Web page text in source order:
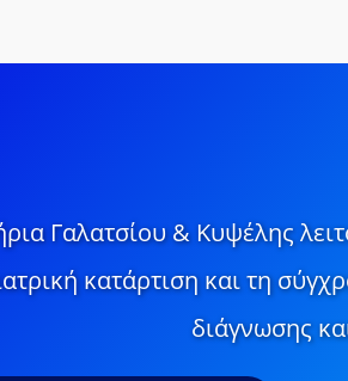
Γαλατσίου & Κυψέλης
κατάρτιση και τη
διάγνωσης